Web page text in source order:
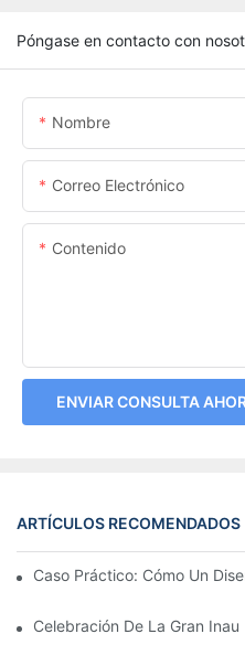
Póngase en contacto con
Nombre
Correo Electrónico
Contenido
ENVIAR CONSULTA
ARTÍCULOS RECOMENDADOS
Caso Práctico: Cómo Un
Celebración De La Gran